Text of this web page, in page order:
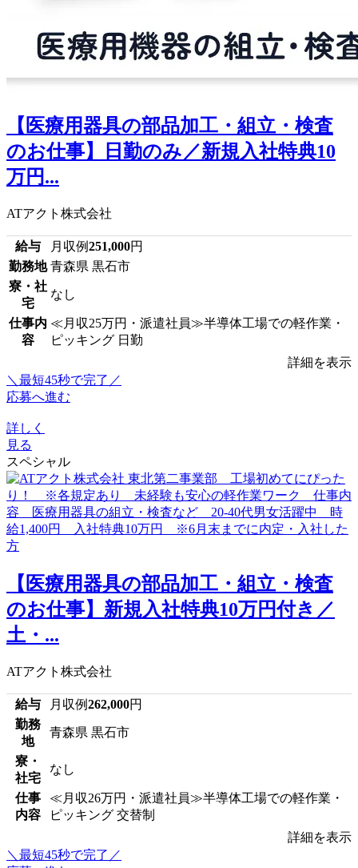
【医療用器具の部品加工・組立・検査
のお仕事】日勤のみ／新規入社特典10
万円...
ATアクト株式会社
給与 月収例251,000円
勤務地 青森県 黒石市
寮・社
宅
なし
仕事内
容
≪月収25万円・派遣社員≫半導体工場での軽作業・
ピッキング 日勤
詳細を表示
＼最短45秒で完了／
応募へ進む
詳しく
見る
スペシャル
【医療用器具の部品加工・組立・検査
のお仕事】新規入社特典10万円付き／
土・...
ATアクト株式会社
給与 月収例262,000円
勤務
地
青森県 黒石市
寮・
社宅
なし
仕事
内容
≪月収26万円・派遣社員≫半導体工場での軽作業・
ピッキング 交替制
詳細を表示
＼最短45秒で完了／